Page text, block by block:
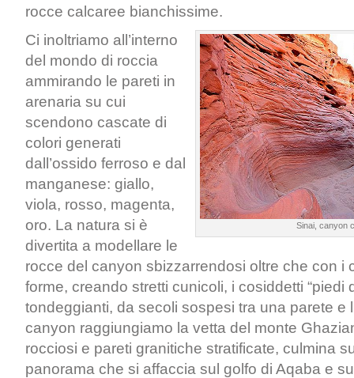
rocce calcaree bianchissime.
Sinai, canyon
Ci inoltriamo all’interno
del mondo di roccia
ammirando le pareti in
arenaria su cui
scendono cascate di
colori generati
dall’ossido ferroso e dal
manganese: giallo,
viola, rosso, magenta,
oro. La natura si è
divertita a modellare le
rocce del canyon sbizzarrendosi oltre che con i
forme, creando stretti cunicoli, i cosiddetti “piedi
tondeggianti, da secoli sospesi tra una parete e
canyon raggiungiamo la vetta del monte
rocciosi e pareti granitiche stratificate, culmina
panorama che si affaccia sul golfo di Aqaba e